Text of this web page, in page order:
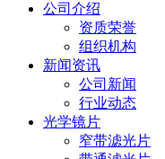
公司介绍
资质荣誉
组织机构
新闻资讯
公司新闻
行业动态
光学镜片
窄带滤光片